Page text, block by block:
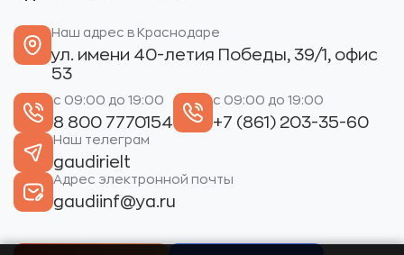
Наш адрес в Краснодаре
ул. имени 40-летия Победы, 39/1, офис
53
с 09:00 до 19:00
8 800 7770154
с 09:00 до 19:00
+7 (861) 203-35-60
Наш телеграм
gaudirielt
Адрес электронной почты
gaudiinf@ya.ru